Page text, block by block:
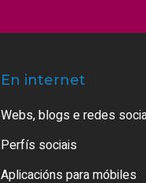
En internet
Webs, blogs e redes
Perfís sociais
Aplicacións para móbiles